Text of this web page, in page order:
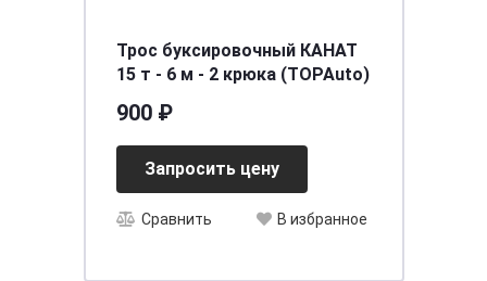
Трос буксировочный КАНАТ
15 т - 6 м - 2 крюка (TOPAuto)
900 ₽
Запросить цену
Сравнить В избранное